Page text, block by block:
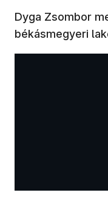
Dyga Zsombor
békásmegyeri